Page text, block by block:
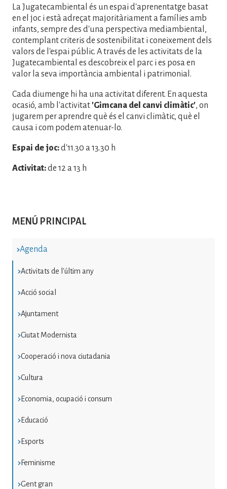
MENÚ PRINCIPAL
Agenda
Activitats de l'últim any
Acció social
Ajuntament
Ciutat Modernista
Cooperació i nova ciutadania
Cultura
Economia, ocupació i consum
Educació
Esports
Feminisme
Gent gran
La Jugatecambiental és un espai d'aprenentatge basat
en el joc i està adreçat majoritàriament a famílies amb
infants, sempre des d'una perspectiva mediambiental,
contemplant criteris de sostenibilitat i coneixement dels
valors de l'espai públic. A través de les activitats de la
Jugatecambiental es descobreix el parc i es posa en
valor la seva importància ambiental i patrimonial.
Cada diumenge hi ha una activitat diferent. En aquesta
ocasió, amb l'activitat 'Gimcana del canvi climàtic', on
jugarem per aprendre què és el canvi climàtic, què el
causa i com podem atenuar-lo.
Espai de joc:d'11.30 a 13.30 h
Activitat:de 12 a 13 h